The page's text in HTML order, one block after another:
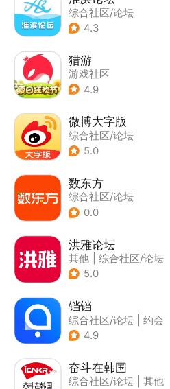
综合社区/论坛
4.3
猎游
游戏社区
| 综合社区/论坛
4.9
微博大字版
综合社区/论坛
5.0
数东方
综合社区/论坛
0.0
洪雅论坛
其他
综合社区/论坛
5.0
铛铛
综合社区/论坛
约会
4.9
奋斗在韩国
综合社区/论坛
其他